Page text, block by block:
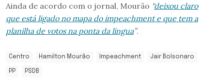
Ainda de acordo com o jornal, Mourão “deixou claro
que está ligado no mapa do impeachment e que tem a
planilha de votos na ponta da língua”.
Centro Hamilton Mourão Impeachment Jair Bolsonaro
PP PSDB